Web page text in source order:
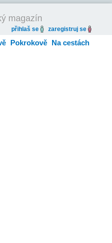
magazín
přihlaš se zaregistruj se
Pokrokově Na cestách